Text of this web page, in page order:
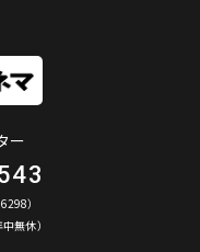
ー
）
無休）